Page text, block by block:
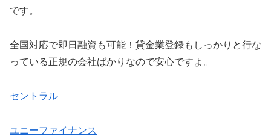
です。
全国対応で即日融資も可能！貸金業登録もしっかりと行な
っている正規の会社ばかりなので安心ですよ。
セントラル
ユニーファイナンス